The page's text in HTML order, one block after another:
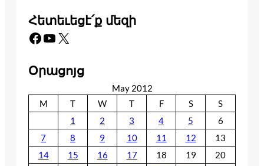
Հետեւեցէ՛ք մեզի
Facebook YouTube X
Օրացոյց
May 2012
M
T W T F S
S
1
2 3 4 5
6
7
8 9 10 11 12
13
14
15 16 17 18 19
20